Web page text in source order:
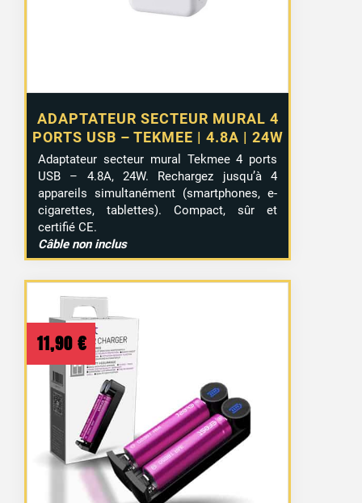
ADAPTATEUR SECTEUR MURAL 4
PORTS USB – TEKMEE | 4.8A | 24W
Adaptateur secteur mural Tekmee 4 ports
USB – 4.8A, 24W. Rechargez jusqu’à 4
appareils simultanément (smartphones, e-
cigarettes, tablettes). Compact, sûr et
certifié CE.
Câble non inclus
11,90 €